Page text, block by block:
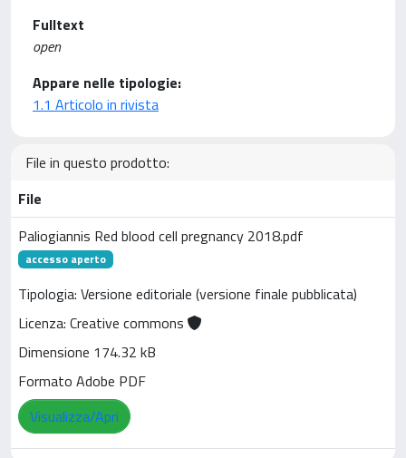
Fulltext
open
Appare nelle tipologie:
1.1 Articolo in rivista
File in questo prodotto:
File
Paliogiannis Red blood cell pregnancy 2018.pdf
accesso aperto
Tipologia: Versione editoriale (versione finale pubblicata)
Licenza: Creative commons
Dimensione 174.32 kB
Formato Adobe PDF
Visualizza/Apri